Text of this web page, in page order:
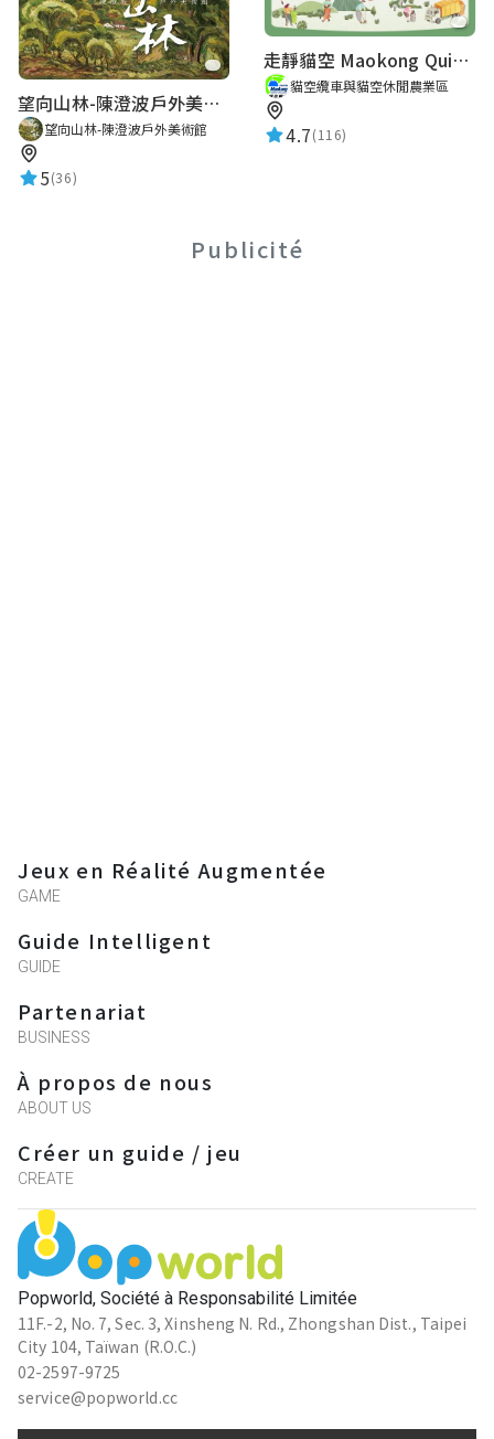
望向山林-陳澄波戶外美術館
望向山林-陳澄波戶外美術館
5(36)
走靜貓空 Maokong Quiet Walks
貓空纜車與貓空休閒農業區
4.7(116)
Publicité
Popworld, Société à Responsabilité Limitée
11F.-2, No. 7, Sec. 3, Xinsheng N. Rd., Zhongshan Dist., Taipei
City 104, Taïwan (R.O.C.)
02-2597-9725
service@popworld.cc
Jeux en Réalité Augmentée
GAME
Guide Intelligent
GUIDE
Partenariat
BUSINESS
À propos de nous
ABOUT US
Créer un guide / jeu
CREATE